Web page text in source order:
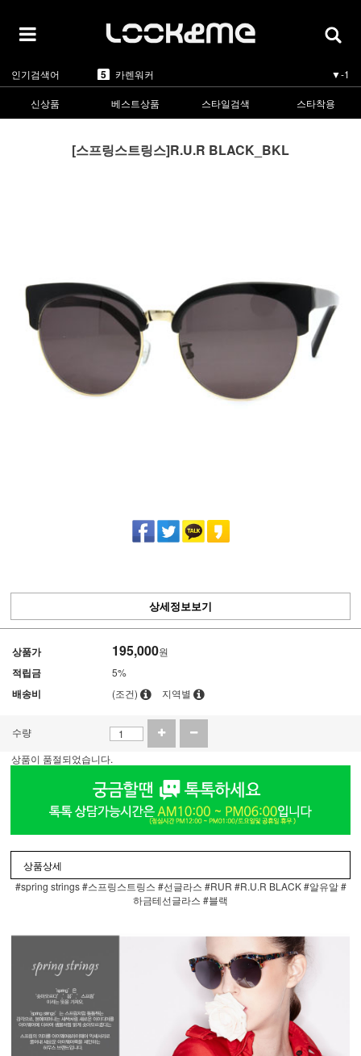
인기검색어
2 마스카 ▲3
린드버그 ▲1
5 카렌워커 ▼-1
1 라피스센시블레
▲5
신상품
베스트상품 스타일검색 스타착용
[스프링스트링스]R.U.R BLACK_BKL
상세정보보기
상품가 195,000원
적립금 5%
배송비 (조건) 지역별
수량
상품이 품절되었습니다.
상품상세
#spring strings #스프링스트링스 #선글라스 #RUR #R.U.R BLACK #알유알 #
하금테선글라스 #블랙